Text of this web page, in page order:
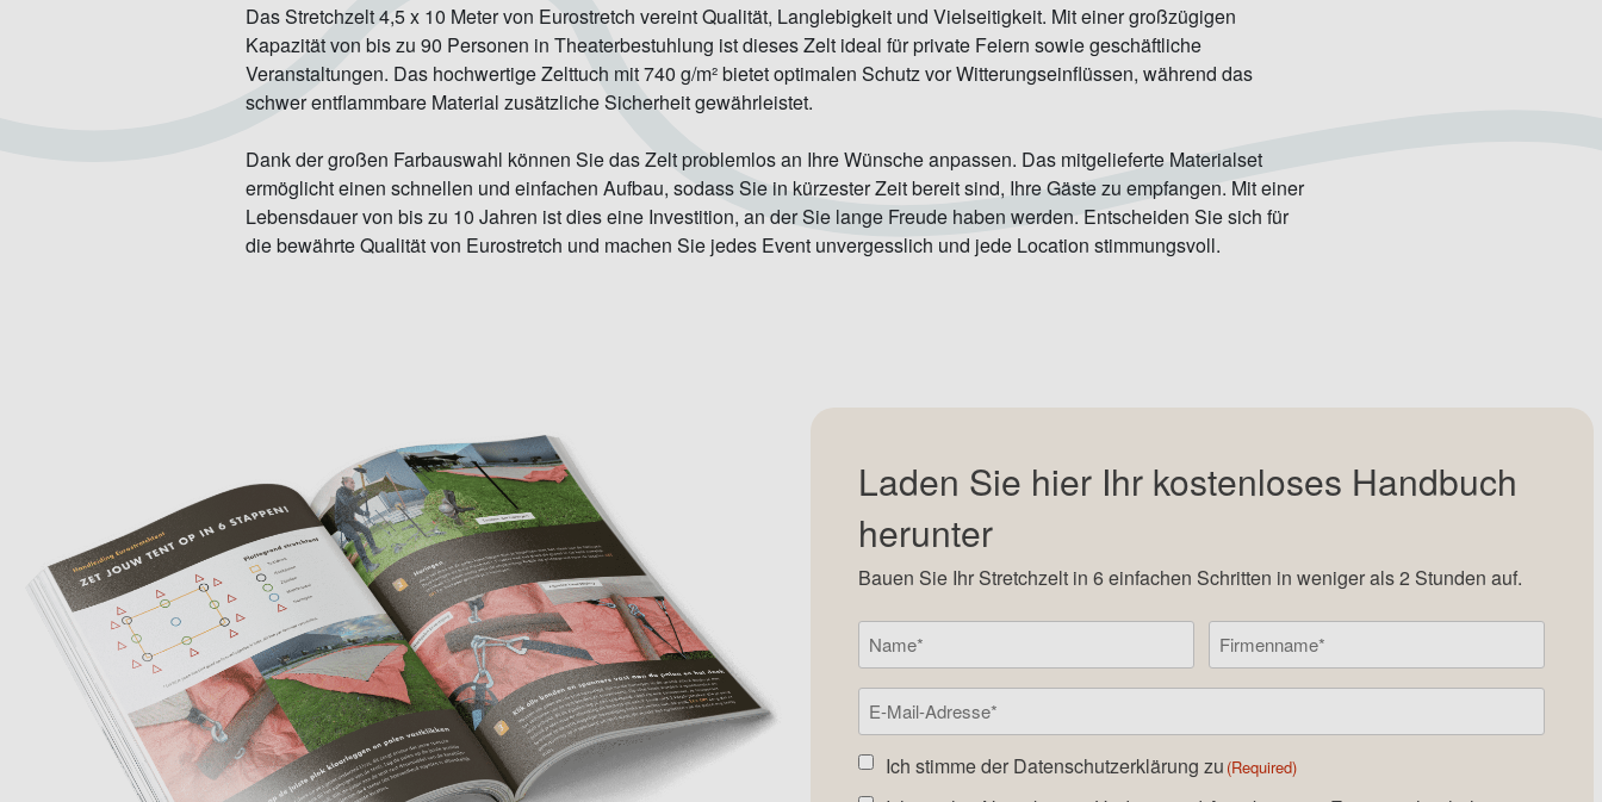
Das Stretchzelt 4,5 x 10 Meter von Eurostretch vereint Qualität, Langlebigkeit und Vielseitigkeit. Mit einer großzügigen
Kapazität von bis zu 90 Personen in Theaterbestuhlung ist dieses Zelt ideal für private Feiern sowie geschäftliche
Veranstaltungen. Das hochwertige Zelttuch mit 740 g/m² bietet optimalen Schutz vor Witterungseinflüssen, während das
schwer entflammbare Material zusätzliche Sicherheit gewährleistet.
Dank der großen Farbauswahl können Sie das Zelt problemlos an Ihre Wünsche anpassen. Das mitgelieferte Materialset
ermöglicht einen schnellen und einfachen Aufbau, sodass Sie in kürzester Zeit bereit sind, Ihre Gäste zu empfangen. Mit einer
Lebensdauer von bis zu 10 Jahren ist dies eine Investition, an der Sie lange Freude haben werden. Entscheiden Sie sich für
die bewährte Qualität von Eurostretch und machen Sie jedes Event unvergesslich und jede Location stimmungsvoll.
Laden Sie hier Ihr kostenloses Handbuch
herunter
Bauen Sie Ihr Stretchzelt in 6 einfachen Schritten in weniger als 2 Stunden auf.
Namen Firmenname
E-
Mail-
Adresse(Required)
Einverstanden
Newsletter
(Required)
Ich stimme der Datenschutzerklärung zu (Required)